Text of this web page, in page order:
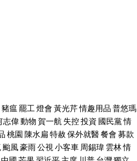
豬瘟罷工燈會黃光芹情趣用品普悠瑪
志偉動物賀一航失控投資 國民黨情
桃園陳水扁特赦保外就醫餐會募款
颱風豪雨公視小客車周錫瑋雲林情